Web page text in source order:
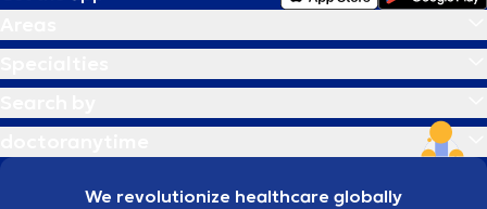
We revolutionize healthcare globally